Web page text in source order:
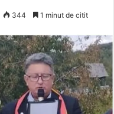
344 1 minut de citit